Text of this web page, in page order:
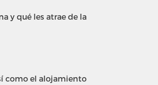
y qué les atrae de la
como el alojamiento